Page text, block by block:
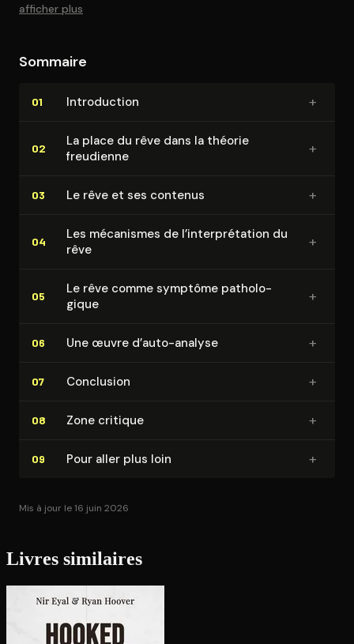
afficher plus
Sommaire
01 In­tro­duc­tion +
02
La place du rêve dans la théorie
freudienne
+
03 Le rêve et ses contenus +
04
Les mécanismes de l’in­ter­pré­ta­tion du
rêve
+
05
Le rêve comme symptôme pa­tho­lo­
gique
+
06 Une œuvre d’auto-analyse +
07 Conclusion +
08 Zone critique +
09 Pour aller plus loin +
Mis à jour le 16 juin 2026
Livres similaires